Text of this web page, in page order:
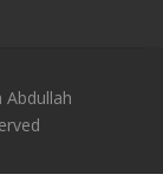
Abdullah